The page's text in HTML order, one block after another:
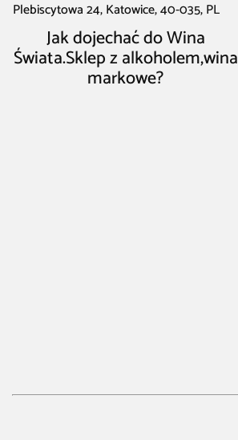
Plebiscytowa 24, Katowice, 40-035, PL
Jak dojechać do Wina
Świata.Sklep z alkoholem,wina
markowe?